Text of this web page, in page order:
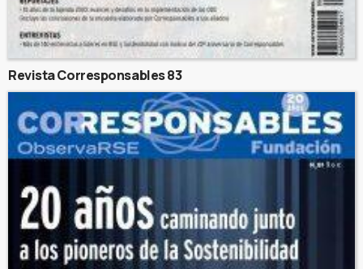
Revista Corresponsables 83